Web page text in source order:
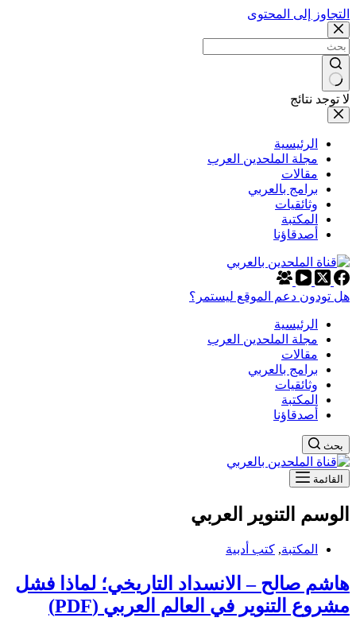
التجاوز إلى المحتوى
لا توجد نتائج
الرئيسية
مجلة الملحدين العرب
مقالات
برامج بالعربي
وثائقيات
المكتبة
أصدقاؤنا
هل تودون دعم الموقع ليستمر؟
الرئيسية
مجلة الملحدين العرب
مقالات
برامج بالعربي
وثائقيات
المكتبة
أصدقاؤنا
بحث
القائمة
الوسم التنوير العربي
المكتبة, كتب أدبية
هاشم صالح – الانسداد التاريخي؛ لماذا فشل
مشروع التنوير في العالم العربي (PDF)